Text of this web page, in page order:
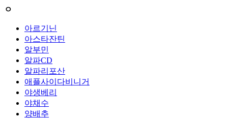
ㅇ
아르기닌
아스타잔틴
알부민
알파CD
알파리포산
애플사이다비니거
야생베리
야채수
양배추